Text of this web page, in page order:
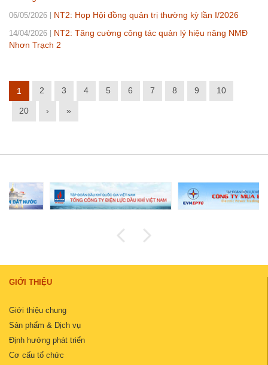
06/05/2026 NT2: Họp Hội đồng quản trị thường kỳ lần I/2026
14/04/2026
NT2: Tăng cường công tác quản lý hiệu năng NMĐ
Nhơn Trạch 2
1 2 3 4 5 6 7 8 9 10
20 › »
GIỚI THIỆU
Giới thiệu chung
Sản phẩm & Dịch vụ
Định hướng phát triển
Cơ cấu tổ chức